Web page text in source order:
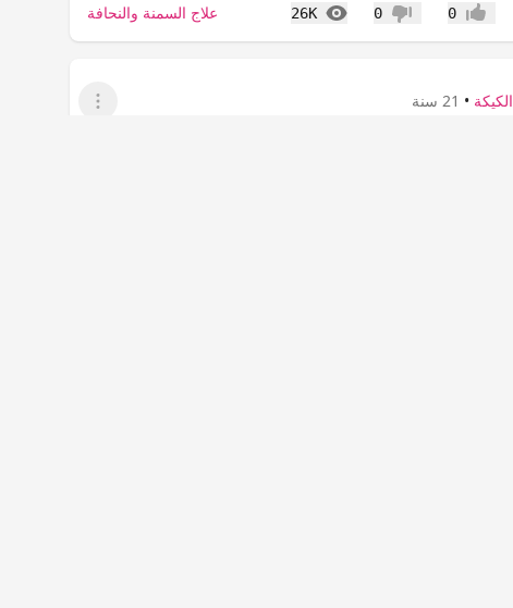
إعجاب0 عدم إعجاب
0
26K
المشاهدات علاج السمنة والنحافة
الكيكة • 21 سنة
عرض القائمة